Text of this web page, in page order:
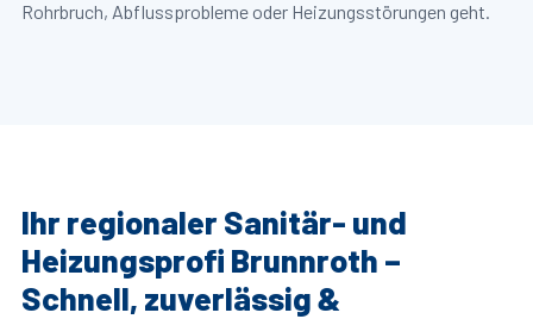
Rohrbruch, Abflussprobleme oder Heizungsstörungen geht.
Ihr regionaler Sanitär- und
Heizungsprofi Brunnroth –
Schnell, zuverlässig &